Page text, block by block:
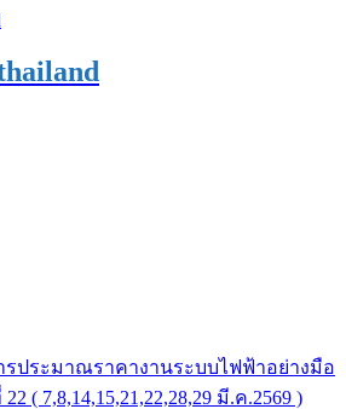
ประมาณราคางานระบบไฟฟ้าอย่างมือ
( 7,8,14,15,21,22,28,29 มี.ค.2569 )